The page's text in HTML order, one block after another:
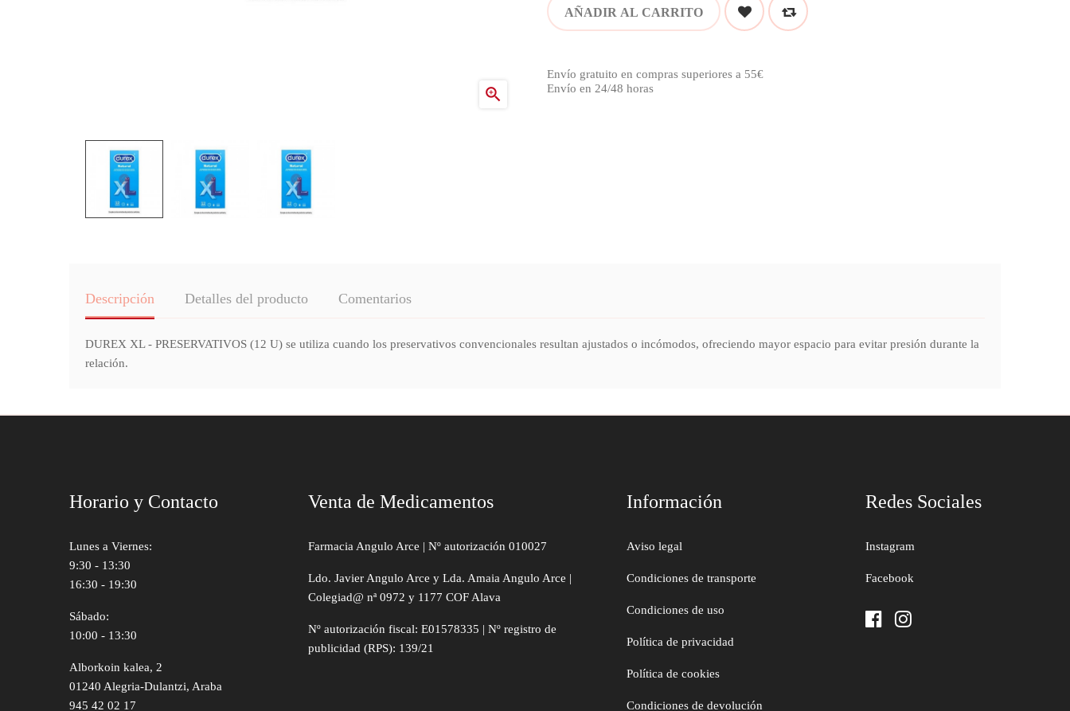

AÑADIR AL CARRITO
Envío gratuito en compras superiores a 55€
Envío en 24/48 horas
Descripción Detalles del producto Comentarios
DUREX XL - PRESERVATIVOS (12 U) se utiliza cuando los preservativos convencionales resultan ajustados o incómodos, ofreciendo mayor espacio para evitar presión durante la
relación.
Horario y Contacto
Lunes a Viernes:
9:30 - 13:30
16:30 - 19:30
Sábado:
10:00 - 13:30
Alborkoin kalea, 2
01240 Alegria-Dulantzi, Araba
945 42 02 17
Venta de Medicamentos
Farmacia Angulo Arce | Nº autorización 010027
Ldo. Javier Angulo Arce y Lda. Amaia Angulo Arce |
Colegiad@ nª 0972 y 1177 COF Alava
Nº autorización fiscal: E01578335 | Nº registro de
publicidad (RPS): 139/21
Información
Aviso legal
Condiciones de transporte
Condiciones de uso
Política de privacidad
Política de cookies
Condiciones de devolución
Redes Sociales
Instagram
Facebook